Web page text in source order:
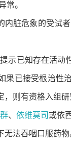
常。
内脏危象的受试
示已知存在活
果已接受根治性
则有资格入组研
、 依维莫司 或依
法吞咽口服药物